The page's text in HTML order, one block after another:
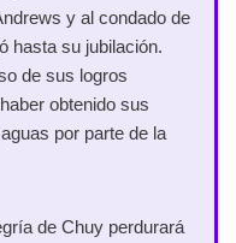
y al condado de
hasta su jubilación.
de sus logros
obtenido sus
por parte de la
de Chuy perdurará